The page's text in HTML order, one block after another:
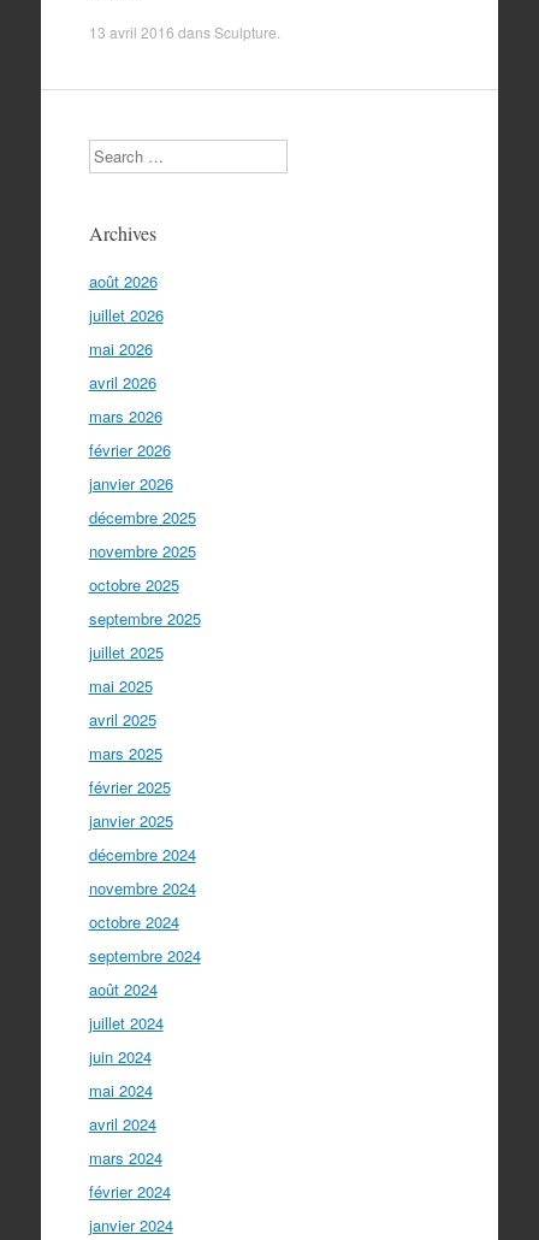
13 avril 2016 dansSculpture
Search
Archives
août 2026
juillet 2026
mai 2026
avril 2026
mars 2026
février 2026
janvier 2026
décembre 2025
novembre 2025
octobre 2025
septembre 2025
juillet 2025
mai 2025
avril 2025
mars 2025
février 2025
janvier 2025
décembre 2024
novembre 2024
octobre 2024
septembre 2024
août 2024
juillet 2024
juin 2024
mai 2024
avril 2024
mars 2024
février 2024
janvier 2024